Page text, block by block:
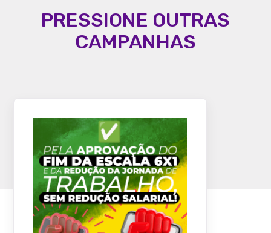
PRESSIONE OUTRAS
CAMPANHAS